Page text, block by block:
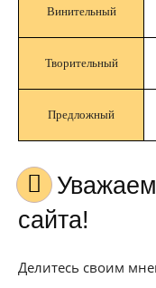
Винительный
Творительный
Предложный
Уважаемые гости нашего
сайта!
Делитесь своим